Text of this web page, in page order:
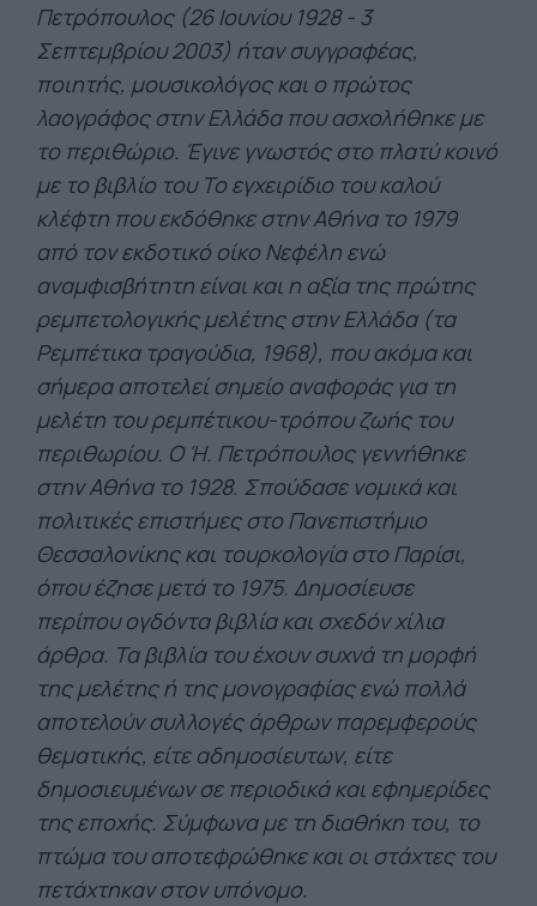
Πετρόπουλος (26 Ιουνίου 1928 - 3
Σεπτεμβρίου 2003) ήταν συγγραφέας,
ποιητής, μουσικολόγος και ο πρώτος
λαογράφος στην Ελλάδα που ασχολήθηκε με
το περιθώριο. Έγινε γνωστός στο πλατύ κοινό
με το βιβλίο του Το εγχειρίδιο του καλού
κλέφτη που εκδόθηκε στην Αθήνα το 1979
από τον εκδοτικό οίκο Νεφέλη ενώ
αναμφισβήτητη είναι και η αξία της πρώτης
ρεμπετολογικής μελέτης στην Ελλάδα (τα
Ρεμπέτικα τραγούδια, 1968), που ακόμα και
σήμερα αποτελεί σημείο αναφοράς για τη
μελέτη του ρεμπέτικου-τρόπου ζωής του
περιθωρίου. Ο Ή. Πετρόπουλος γεννήθηκε
στην Αθήνα το 1928. Σπούδασε νομικά και
πολιτικές επιστήμες στο Πανεπιστήμιο
Θεσσαλονίκης και τουρκολογία στο Παρίσι,
όπου έζησε μετά το 1975. Δημοσίευσε
περίπου ογδόντα βιβλία και σχεδόν χίλια
άρθρα. Τα βιβλία του έχουν συχνά τη μορφή
της μελέτης ή της μονογραφίας ενώ πολλά
αποτελούν συλλογές άρθρων παρεμφερούς
θεματικής, είτε αδημοσίευτων, είτε
δημοσιευμένων σε περιοδικά και εφημερίδες
της εποχής. Σύμφωνα με τη διαθήκη του, το
πτώμα του αποτεφρώθηκε και οι στάχτες του
πετάχτηκαν στον υπόνομο.